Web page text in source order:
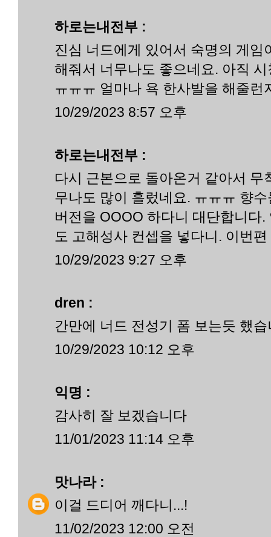
하로는내전부 :
진심 너드에게 있어서 숙명의 게
해줘서 너무나도 좋으네요. 아직
ㅠㅠㅠ 얼마나 욕 한사발을 해줄런
10/29/2023 8:57 오후
하로는내전부 :
다시 근본으로 돌아온거 같아서
무나도 많이 흘렀네요. ㅠㅠㅠ 향
버전을 OOOO 하다니 대단합니다
도 고해성사 컨셉을 넣다니. 이번
10/29/2023 9:27 오후
dren :
간만에 너드 전성기 폼 보는듯 했습
10/29/2023 10:12 오후
익명 :
감사히 잘 보겠습니다
11/01/2023 11:14 오후
맛나라:
이걸 드디어 깨다니...!
11/02/2023 12:00 오전